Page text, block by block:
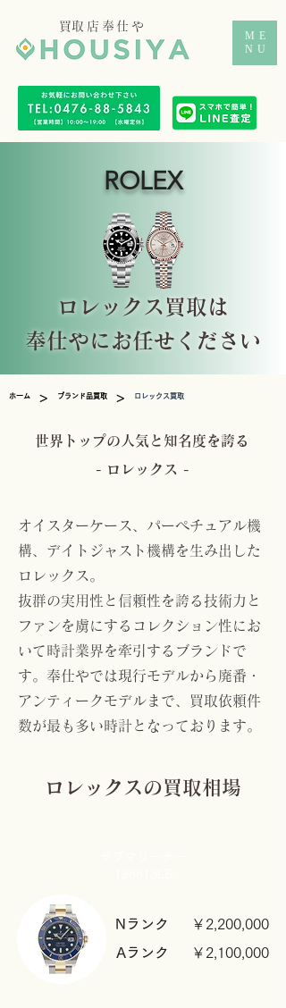
​買取店奉仕や
ME
NU
ROLEX
ロレックス買取は
​奉仕やにお任せください
ホーム > ブランド品買取 > ロレックス買取
世界トップの人気と知名度を誇る
- ロレックス -
​オイスターケース、パーペチュアル機
構、デイトジャスト機構を生み出した
ロレックス。
抜群の実用性と信頼性を誇る技術力と
ファンを虜にするコレクション性にお
いて時計業界を牽引するブランドで
す。奉仕やでは現行モデルから廃番・
アンティークモデルまで、買取依頼件
数が最も多い時計となっております。
ロレックスの買取相場
Nランク
Aランク
￥2,200,000
￥2,100,000